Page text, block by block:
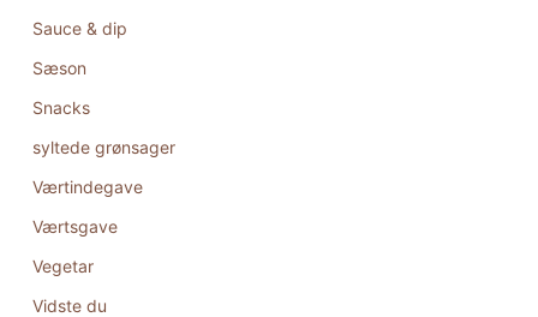
Sauce & dip
Sæson
Snacks
syltede grønsager
Værtindegave
Værtsgave
Vegetar
Vidste du